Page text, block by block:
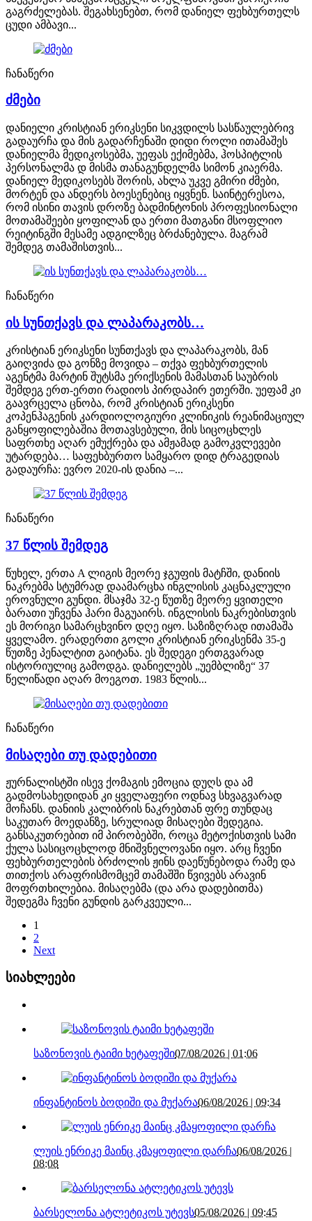
გაგრძელებას. შეგახსენებთ, რომ დანიელ ფეხბურთელს
ცუდი ამბავი...
ჩანაწერი
ძმები
დანიელი კრისტიან ერიკსენი სიკვდილს სასწაულებრივ
გადაურჩა და მის გადარჩენაში დიდი როლი ითამაშეს
დანიელმა მედიკოსებმა, უეფას ექიმებმა, ჰოსპიტლის
პერსონალმა დ მისმა თანაგუნდელმა სიმონ კიაერმა.
დანიელ მედიკოსებს შორის, ახლა უკვე გმირი ძმები,
მორტენ და ანდერს ბოესენებიც იყვნენ. საინტერესოა,
რომ ისინი თავის დროზე ბადმინტონის პროფესიონალი
მოთამაშეები ყოფილან და ერთი მათგანი მსოფლიო
რეიტინგში მესამე ადგილზეც ბრძანებულა. მაგრამ
შემდეგ თამაშისთვის...
ჩანაწერი
ის სუნთქავს და ლაპარაკობს…
კრისტიან ერიკსენი სუნთქავს და ლაპარაკობს, მან
გაიღვიძა და გონზე მოვიდა – თქვა ფეხბურთელის
აგენტმა მარტინ შუტსმა ერიქსენის მამასთან საუბრის
შემდეგ ერთ-ერთი რადიოს პირდაპირ ეთერში. უეფამ კი
გაავრცელა ცნობა, რომ კრისტიან ერიკსენი
კოპენჰაგენის კარდიოლოგიური კლინიკის რეანიმაციულ
განყოფილებაშია მოთავსებული, მის სიცოცხლეს
საფრთხე აღარ ემუქრება და ამჟამად გამოკვლევები
უტარდება… საფეხბურთო სამყარო დიდ ტრაგედიას
გადაურჩა: ევრო 2020-ის დანია –...
ჩანაწერი
37 წლის შემდეგ
წუხელ, ერთა A ლიგის მეორე ჯგუფის მატჩში, დანიის
ნაკრებმა სტუმრად დაამარცხა ინგლისის კაცნაკლული
ეროვნული გუნდი. მსაჯმა 32-ე წუთზე მეორე ყვითელი
ბარათი უჩვენა ჰარი მაგუაირს. ინგლისის ნაკრებისთვის
ეს მორიგი სამარცხვინო დღე იყო. საზიზღრად ითამაშა
ყველამო. ერადერთი გოლი კრისტიან ერიკსენმა 35-ე
წუთზე პენალტით გაიტანა. ეს შედეგი ერთგვარად
ისტორიულიც გამოდგა. დანიელებს „უემბლიზე“ 37
წელიწადი აღარ მოეგოთ. 1983 წლის...
ჩანაწერი
მისაღები თუ დადებითი
ჟურნალისტში ისევ ქომაგის ემოცია დუღს და ამ
გადმოსახედიდან კი ყველაფერი ოდნავ სხვაგვარად
მოჩანს. დანიის კალიბრის ნაკრებთან ფრე თუნდაც
საკუთარ მოედანზე, სრულიად მისაღები შედეგია.
განსაკუთრებით იმ პირობებში, როცა მეტოქისთვის სამი
ქულა სასიცოცხლოდ მნიშვნელოვანი იყო. არც ჩვენი
ფეხბურთელების ბრძოლის ჟინს დაეწუნებოდა რამე და
თითქოს არაფრისმომცემ თამაშში წვივებს არავინ
მოფრთხილებია. მისაღებმა (და არა დადებითმა)
შედეგმა ჩვენი გუნდის გარკვეული...
1
2
Next
სიახლეები
საზონოვის ტაიმი ხეტაფეში07/08/2026 | 01:06
ინფანტინოს ბოდიში და მუქარა06/08/2026 | 09:34
ლუის ენრიკე მაინც კმაყოფილი დარჩა06/08/2026 |
08:08
ბარსელონა ატლეტიკოს უტევს05/08/2026 | 09:45